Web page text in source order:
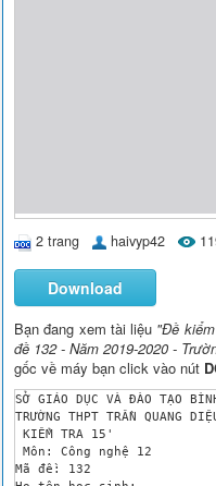
2 trang haivyp42
Download
Bạn đang xem tài liệu "Đề
đề 132 - Năm 2019-2020 -
gốc về máy bạn click vào nút
SỞ GIÁO DỤC VÀ ĐÀO TẠO
TRƯỜNG THPT TRẦN QUANG
KIỂM TRA 15'
Môn: Công nghệ 12
Mã đề: 132